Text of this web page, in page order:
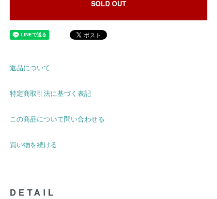
SOLD OUT
返品について
特定商取引法に基づく表記
この商品について問い合わせる
買い物を続ける
DETAIL